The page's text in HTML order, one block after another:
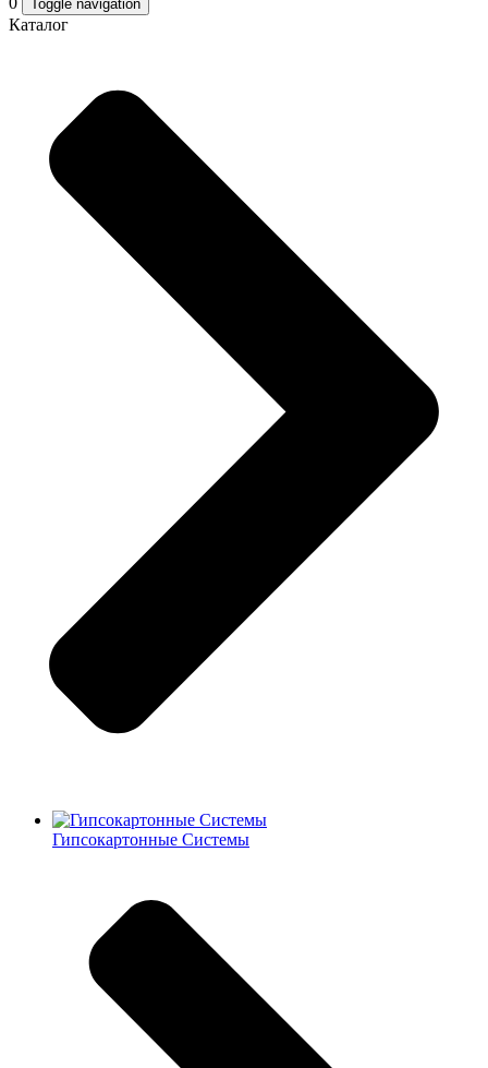
Toggle navigation
Каталог
Гипсокартонные Системы